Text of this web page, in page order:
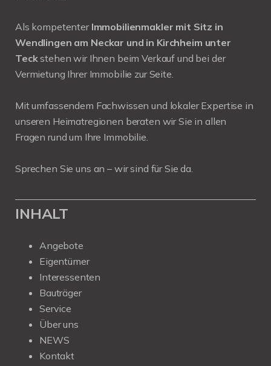
Als kompetenter Immobilienmakler mit Sitz in
Wendlingen am Neckar und in Kirchheim unter
Teckstehen wir Ihnen beim Verkauf und bei der
Vermietung Ihrer Immobilie zur Seite.
Mit umfassendem Fachwissen und lokaler Expertise in
unseren Heimatregionen beraten wir Sie in allen
Fragen rund um Ihre Immobilie.
Sprechen Sie uns an – wir sind für Sie da.
INHALT
Angebote
Eigentümer
Interessenten
Bauträger
Service
Über uns
NEWS
Kontakt